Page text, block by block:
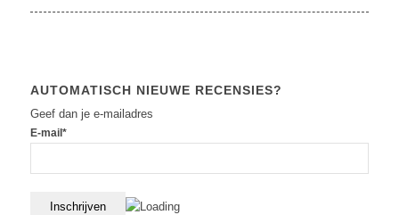
AUTOMATISCH NIEUWE RECENSIES?
Geef dan je e-mailadres
E-mail*